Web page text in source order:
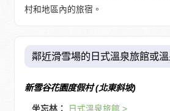
村和地區內的旅宿。
鄰近滑雪場的日式溫泉旅館或
新雪谷花園度假村 (北東斜坡)
坐忘林：
日式溫泉旅館 >